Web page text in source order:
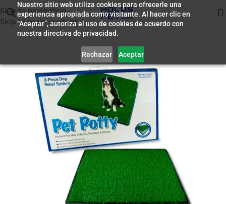
Nuestro sitio web utiliza cookies para ofrecerle una
experiencia apropiada como visitante. Al hacer clic en
“Aceptar”, autoriza el uso de cookies de acuerdo con
nuestra directiva de privacidad.
Rechazar Aceptar
Skip to navigation
Skip to main content
Inicio/ Accesorios